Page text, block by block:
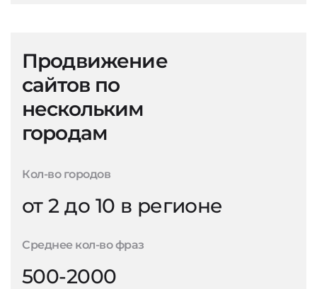
Продвижение
сайтов по
нескольким
городам
Кол-во городов
от 2 до 10 в регионе
Среднее кол-во фраз
500-2000